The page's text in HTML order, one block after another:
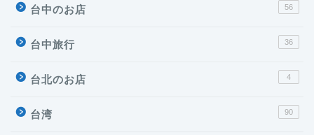
台中のお店 56
台中旅行 36
台北のお店 4
台湾 90